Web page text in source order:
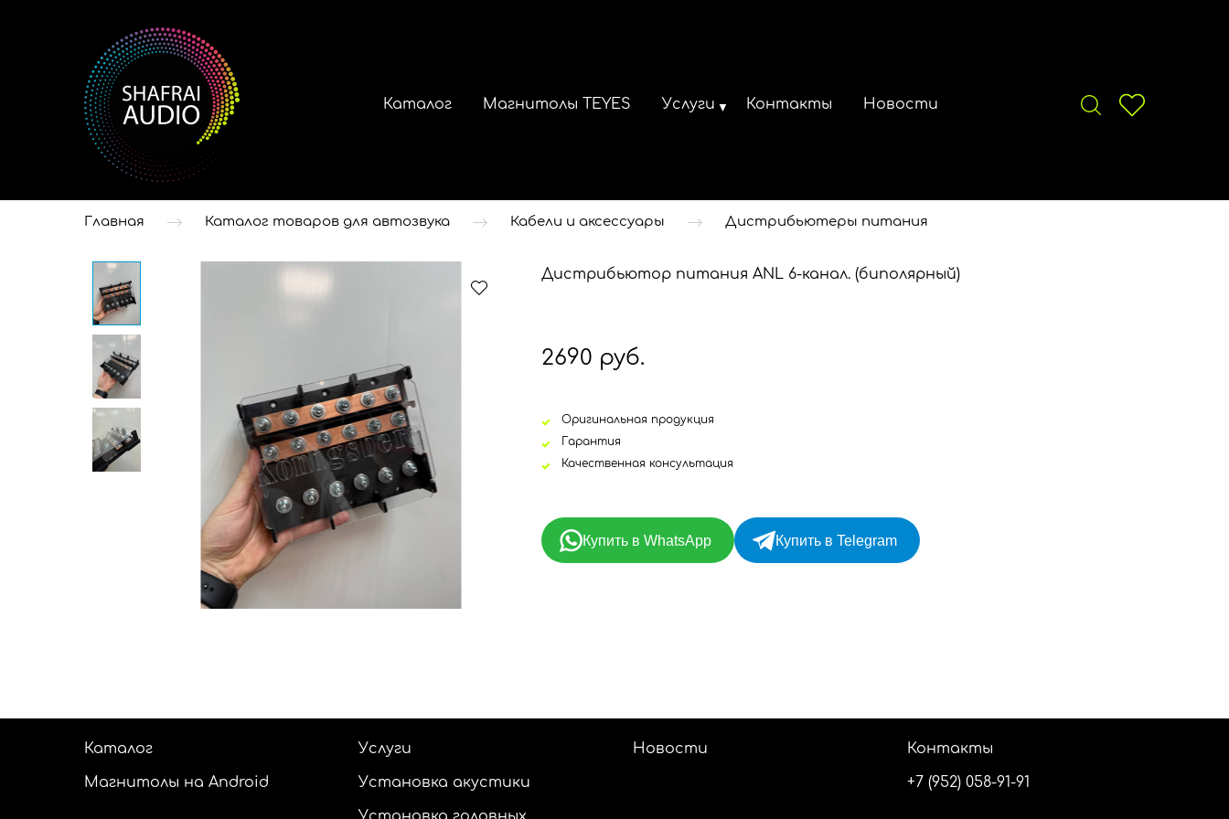
Каталог Магнитолы TEYES Услуги Контакты Новости
Главная Каталог товаров для автозвука Кабели и аксессуары Дистрибьютеры питания
Дистрибьютор питания ANL 6-канал. (биполярный)
2690 руб.
Оригинальная продукция
Гарантия
Качественная консультация
Купить в WhatsApp Купить в Telegram
Каталог
Магнитолы на Android
Услуги
Установка акустики
Новости Контакты
+7 (952) 058-91-91